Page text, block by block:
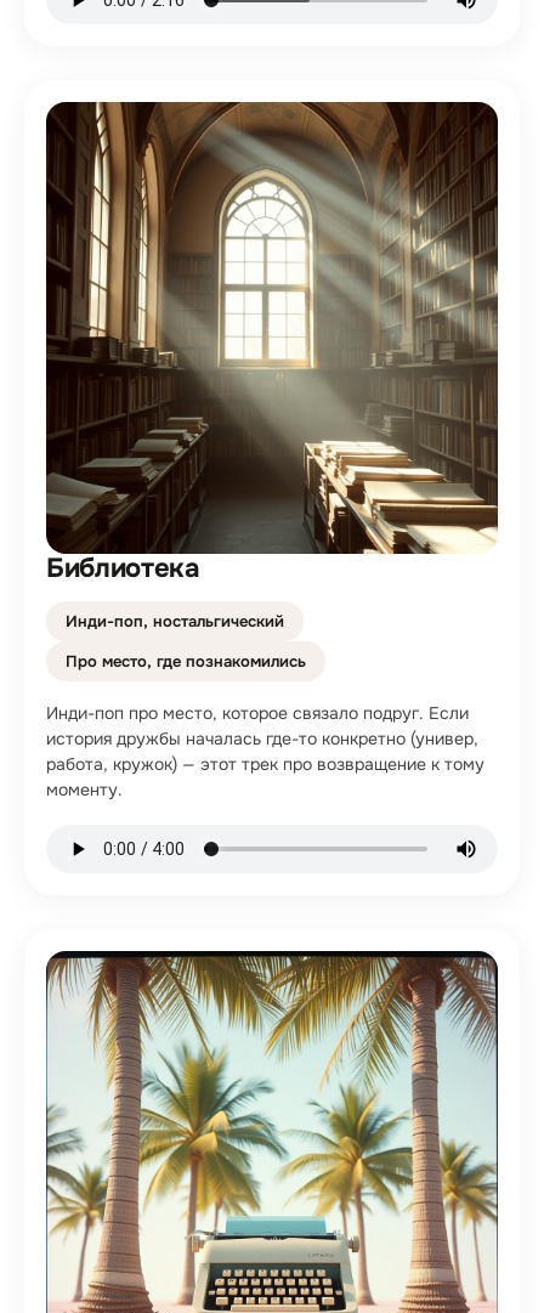
Библиотека
Инди-поп, ностальгический
Про место, где познакомились
Инди-поп про место, которое связало подруг. Если
история дружбы началась где-то конкретно (универ,
работа, кружок) — этот трек про возвращение к тому
моменту.